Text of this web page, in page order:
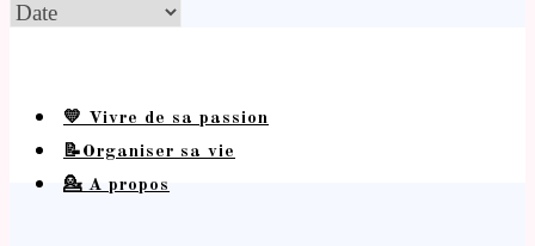
💛 Vivre de sa passion
📝Organiser sa vie
💁 A propos